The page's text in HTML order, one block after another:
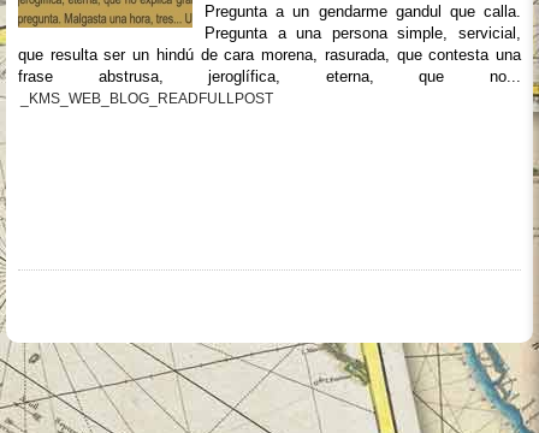
Pregunta a un gendarme gandul que calla.
Pregunta a una persona simple, servicial,
que resulta ser un hindú de cara morena, rasurada, que contesta una
frase abstrusa, jeroglífica, eterna, que no...
_KMS_WEB_BLOG_READFULLPOST